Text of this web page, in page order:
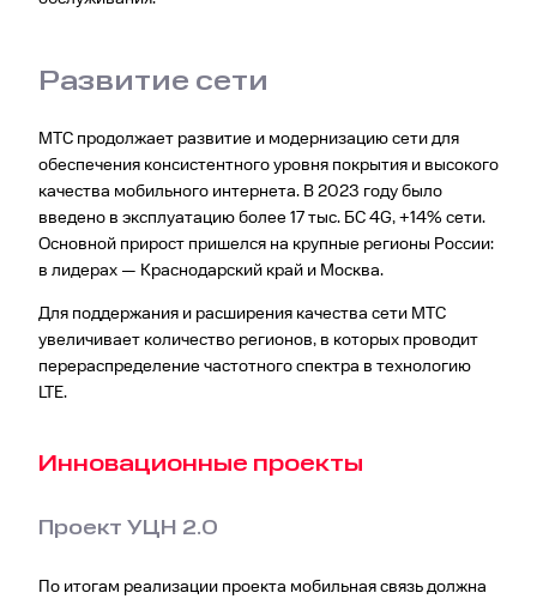
Развитие сети
МТС продолжает развитие и модернизацию сети для
обеспечения консистентного уровня покрытия и высокого
качества мобильного интернета. В 2023 году было
введено в эксплуатацию более 17 тыс. БС 4G, +14% сети.
Основной прирост пришелся на крупные регионы России:
в лидерах — Краснодарский край и Москва.
Для поддержания и расширения качества сети МТС
увеличивает количество регионов, в которых проводит
перераспределение частотного спектра в технологию
LTE.
Инновационные проекты
Проект УЦН 2.0
По итогам реализации проекта мобильная связь должна